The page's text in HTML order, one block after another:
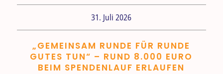
31. Juli 2026
„GEMEINSAM RUNDE FÜR RUNDE
GUTES TUN“ – RUND 8.000 EURO
BEIM SPENDENLAUF ERLAUFEN